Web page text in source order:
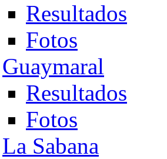
Resultados
Fotos
Guaymaral
Resultados
Fotos
La Sabana